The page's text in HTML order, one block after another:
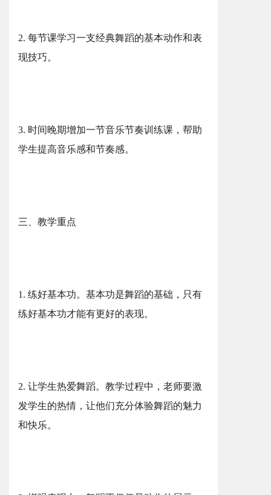
2. 每节课学习一支经典舞蹈的基本动作和表
现技巧。
3. 时间晚期增加一节音乐节奏训练课，帮助
学生提高音乐感和节奏感。
三、教学重点
1. 练好基本功。基本功是舞蹈的基础，只有
练好基本功才能有更好的表现。
2. 让学生热爱舞蹈。教学过程中，老师要激
发学生的热情，让他们充分体验舞蹈的魅力
和快乐。